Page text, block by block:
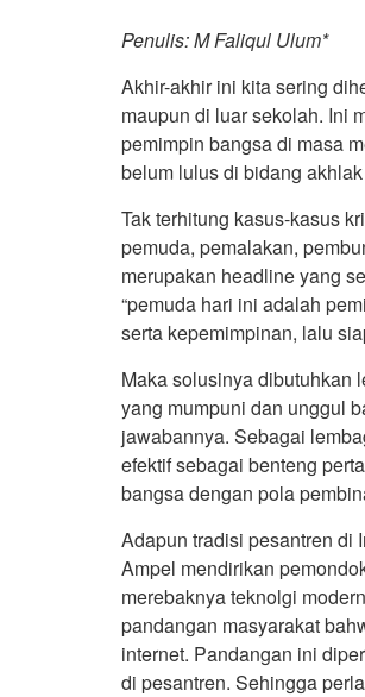
Penulis: M Faliqul Ulum*
Akhir-akhir ini kita sering
maupun di luar sekolah. Ini
pemimpin bangsa di masa
belum lulus di bidang
Tak terhitung kasus-kasus
pemuda, pemalakan,
merupakan headline yang
“pemuda hari ini adalah
serta kepemimpinan, lalu
Maka solusinya dibutuhkan
yang mumpuni dan unggul
jawabannya. Sebagai
efektif sebagai benteng
bangsa dengan pola
Adapun tradisi pesantren di
Ampel mendirikan
merebaknya teknolgi
pandangan masyarakat
internet. Pandangan ini
di pesantren. Sehingga